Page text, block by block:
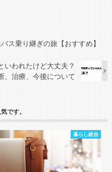
ス乗り継ぎの旅【おすすめ】
いわれたけど大丈夫？
、治療、今後について
です。
暮らし総合